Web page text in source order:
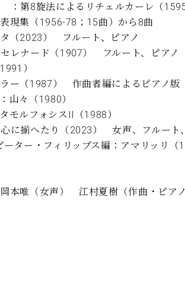
リチェルカーレ（1595
現集（1956-78；15曲）から8曲
（2023） フルート、ピアノ
レナード（1907） フルート、ピアノ
）
1987） 作曲者編によるピアノ版
山々（1980）
モルフォシスII（1988）
に揃へたり（2023） 女声、フルート
ター・フィリップス編：アマリッリ（
本唯（女声） 江村夏樹（作曲・ピアノ